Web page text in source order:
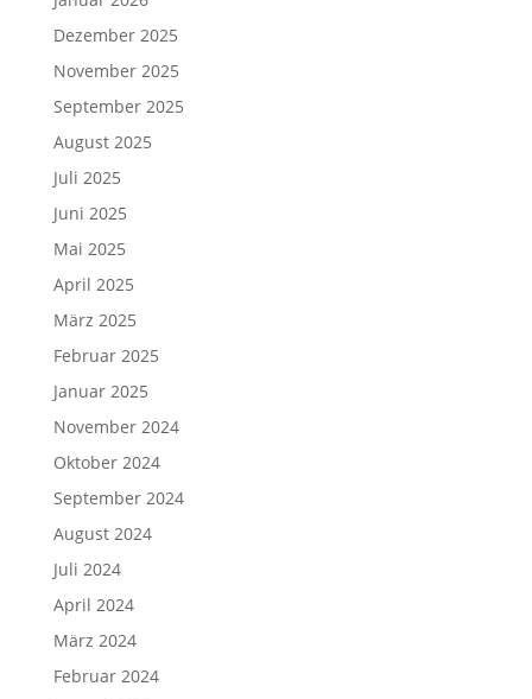
Dezember 2025
November 2025
September 2025
August 2025
Juli 2025
Juni 2025
Mai 2025
April 2025
März 2025
Februar 2025
Januar 2025
November 2024
Oktober 2024
September 2024
August 2024
Juli 2024
April 2024
März 2024
Februar 2024